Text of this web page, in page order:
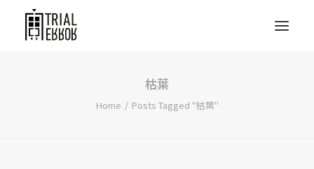
枯葉
Home Posts Tagged "枯葉"